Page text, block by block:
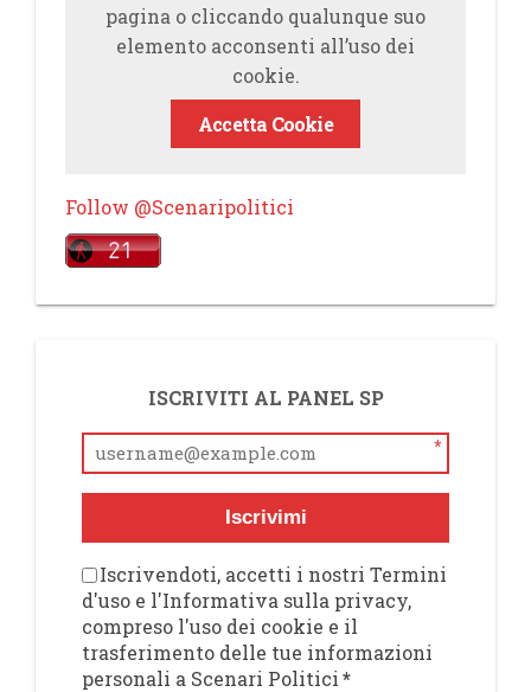
pagina o cliccando qualunque suo
elemento acconsenti all’uso dei
cookie.
Accetta Cookie
Follow @Scenaripolitici
ISCRIVITI AL PANEL SP
*
Iscrivimi
Iscrivendoti, accetti i nostri Termini
d'uso e l'Informativa sulla privacy,
compreso l'uso dei cookie e il
trasferimento delle tue informazioni
personali a Scenari Politici*